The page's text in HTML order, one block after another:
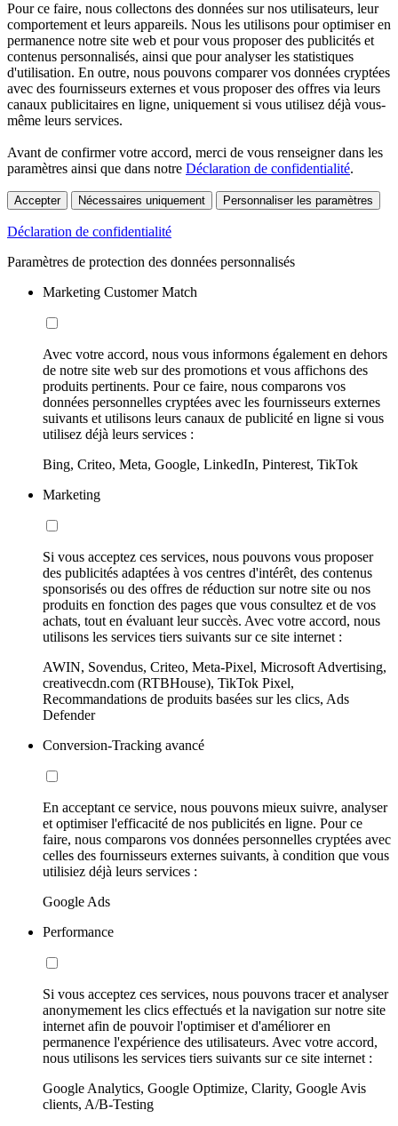
Pour ce faire, nous collectons des données sur nos utilisateurs, leur
comportement et leurs appareils. Nous les utilisons pour optimiser en
permanence notre site web et pour vous proposer des publicités et
contenus personnalisés, ainsi que pour analyser les statistiques
d'utilisation. En outre, nous pouvons comparer vos données cryptées
avec des fournisseurs externes et vous proposer des offres via leurs
canaux publicitaires en ligne, uniquement si vous utilisez déjà vous-
même leurs services.
Avant de confirmer votre accord, merci de vous renseigner dans les
paramètres ainsi que dans notre Déclaration de confidentialité.
Accepter Nécessaires uniquement Personnaliser les paramètres
Déclaration de confidentialité
Paramètres de protection des données personnalisés
Marketing Customer Match
Avec votre accord, nous vous informons également en dehors
de notre site web sur des promotions et vous affichons des
produits pertinents. Pour ce faire, nous comparons vos
données personnelles cryptées avec les fournisseurs externes
suivants et utilisons leurs canaux de publicité en ligne si vous
utilisez déjà leurs services :
Bing, Criteo, Meta, Google, LinkedIn, Pinterest, TikTok
Marketing
Si vous acceptez ces services, nous pouvons vous proposer
des publicités adaptées à vos centres d'intérêt, des contenus
sponsorisés ou des offres de réduction sur notre site ou nos
produits en fonction des pages que vous consultez et de vos
achats, tout en évaluant leur succès. Avec votre accord, nous
utilisons les services tiers suivants sur ce site internet :
AWIN, Sovendus, Criteo, Meta-Pixel, Microsoft Advertising,
creativecdn.com (RTBHouse), TikTok Pixel,
Recommandations de produits basées sur les clics, Ads
Defender
Conversion-Tracking avancé
En acceptant ce service, nous pouvons mieux suivre, analyser
et optimiser l'efficacité de nos publicités en ligne. Pour ce
faire, nous comparons vos données personnelles cryptées avec
celles des fournisseurs externes suivants, à condition que vous
utilisiez déjà leurs services :
Google Ads
Performance
Si vous acceptez ces services, nous pouvons tracer et analyser
anonymement les clics effectués et la navigation sur notre site
internet afin de pouvoir l'optimiser et d'améliorer en
permanence l'expérience des utilisateurs. Avec votre accord,
nous utilisons les services tiers suivants sur ce site internet :
Google Analytics, Google Optimize, Clarity, Google Avis
clients, A/B-Testing